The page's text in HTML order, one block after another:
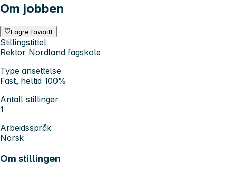
Om jobben
Lagre favoritt
Stillingstittel
Rektor Nordland fagskole
Type ansettelse
Fast, heltid 100%
Antall stillinger
1
Arbeidsspråk
Norsk
Om stillingen